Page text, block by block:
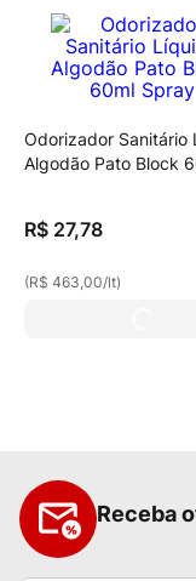
Odorizador Sanitário
Algodão Pato Block
R$ 27,78
(R$ 463,00/lt)
Receba